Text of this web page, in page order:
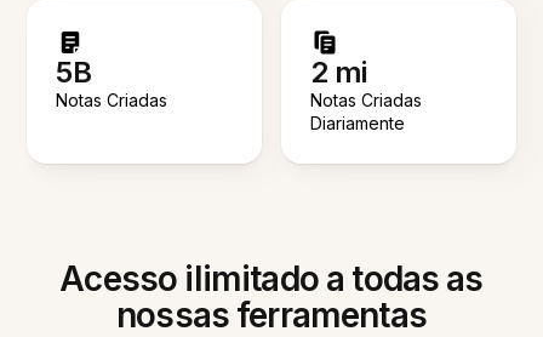
5B
Notas Criadas
2 mi
Notas Criadas
Diariamente
Acesso ilimitado a todas as
nossas ferramentas